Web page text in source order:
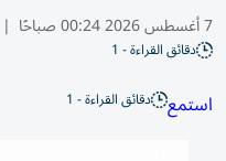
7 أغسطس 2026 00:24 صباحًا |
دقائق القراءة - 1
استمع دقائق القراءة - 1